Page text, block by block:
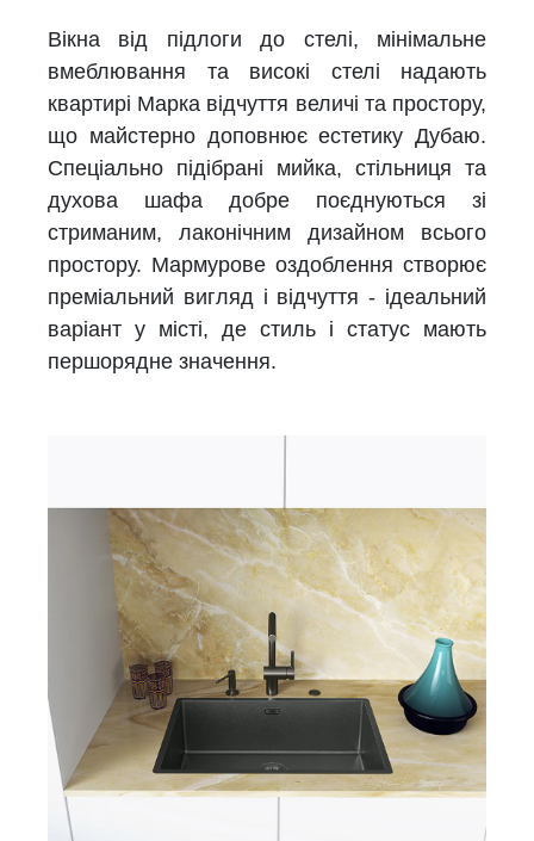
Вікна від підлоги до стелі, мінімальне
вмеблювання та високі стелі надають
квартирі Марка відчуття величі та простору,
що майстерно доповнює естетику Дубаю.
Спеціально підібрані мийка, стільниця та
духова шафа добре поєднуються зі
стриманим, лаконічним дизайном всього
простору. Мармурове оздоблення створює
преміальний вигляд і відчуття - ідеальний
варіант у місті, де стиль і статус мають
першорядне значення.